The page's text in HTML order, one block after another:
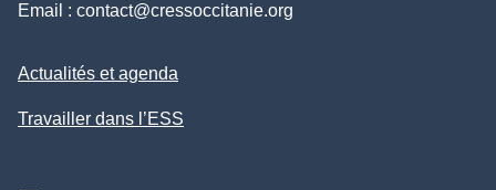
Email : contact@cressoccitanie.org
Actualités et agenda
Travailler dans l’ESS